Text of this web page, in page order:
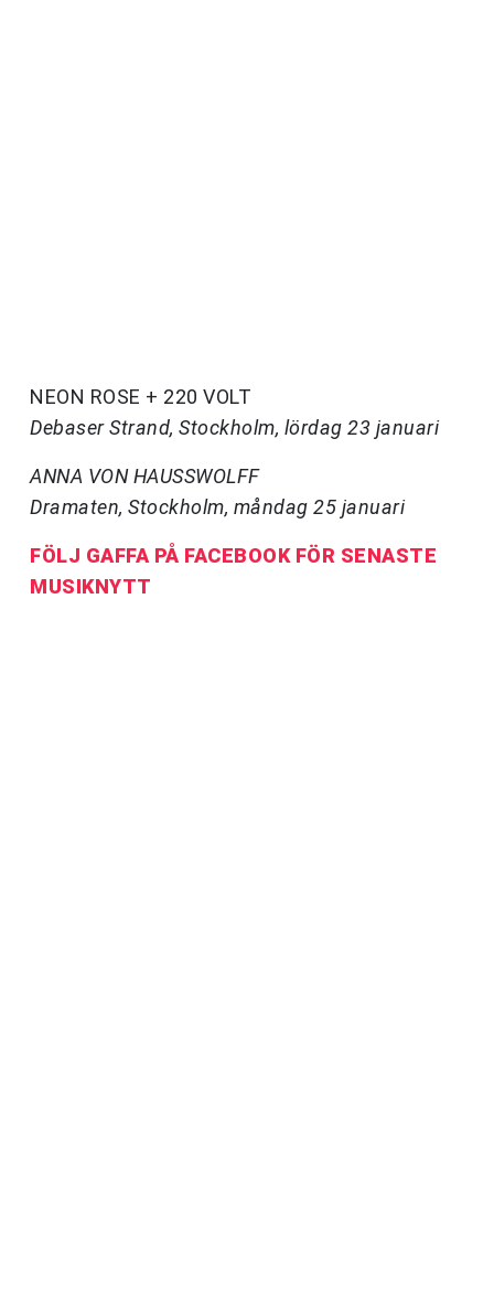
NEON ROSE + 220 VOLT
Debaser Strand, Stockholm, lördag 23 januari
ANNA VON HAUSSWOLFF
Dramaten, Stockholm, måndag 25 januari
FÖLJ GAFFA PÅ FACEBOOK FÖR SENASTE
MUSIKNYTT